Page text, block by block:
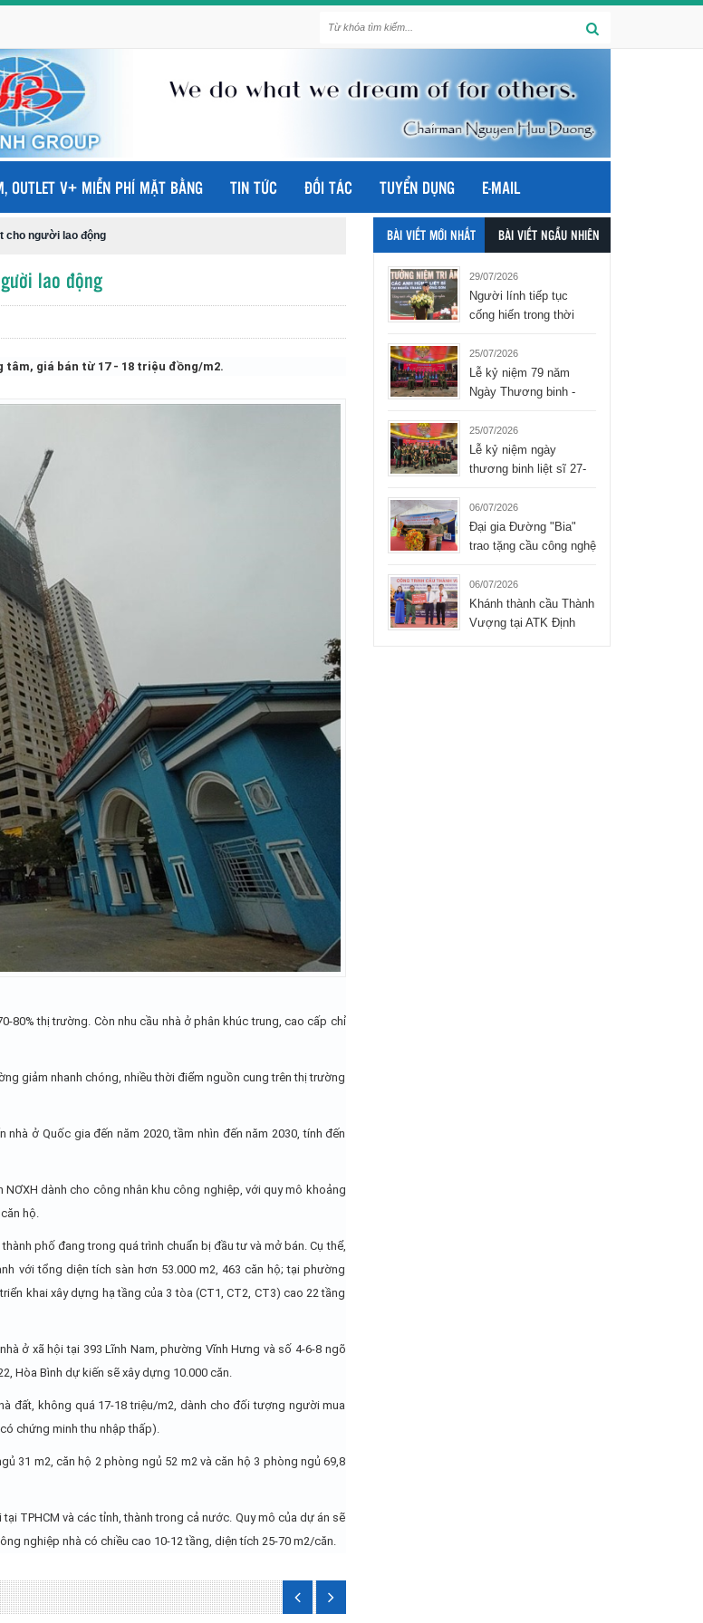
OUTLET V+ MIỄN PHÍ MẶT BẰNG TIN TỨC ĐỐI TÁC TUYỂN DỤNG E-MAIL
cho người lao động
lao động
tâm, giá bán từ 17 - 18 triệu đồng/m2.
80% thị trường. Còn nhu cầu nhà ở phân khúc trung, cao cấp chỉ
giảm nhanh chóng, nhiều thời điểm nguồn cung trên thị trường
ở Quốc gia đến năm 2020, tầm nhìn đến năm 2030, tính đến
dành cho công nhân khu công nghiệp, với quy mô khoảng
hộ.
phố đang trong quá trình chuẩn bị đầu tư và mở bán. Cụ thể,
với tổng diện tích sàn hơn 53.000 m2, 463 căn hộ; tại phường
khai xây dựng hạ tầng của 3 tòa (CT1, CT2, CT3) cao 22 tầng
ở xã hội tại 393 Lĩnh Nam, phường Vĩnh Hưng và số 4-6-8 ngõ
Hòa Bình dự kiến sẽ xây dựng 10.000 căn.
đất, không quá 17-18 triệu/m2, dành cho đối tượng người mua
chứng minh thu nhập thấp).
31 m2, căn hộ 2 phòng ngủ 52 m2 và căn hộ 3 phòng ngủ 69,8
TPHCM và các tỉnh, thành trong cả nước. Quy mô của dự án sẽ
nghiệp nhà có chiều cao 10-12 tầng, diện tích 25-70 m2/căn.
BÀI VIẾT MỚI NHẤT BÀI VIẾT NGẪU NHIÊN
29/07/2026
Người lính tiếp tục
cống hiến trong thời
Bình Group
25/07/2026
Lễ kỷ niệm 79 năm
Ngày Thương binh -
Tập đoàn Hòa Bình
25/07/2026
Lễ kỷ niệm ngày
thương binh liệt sĩ 27-
TNHH Hòa Bình
06/07/2026
Đại gia Đường "Bia"
trao tặng cầu công nghệ
- Thái Nguyên
06/07/2026
Khánh thành cầu Thành
Vượng tại ATK Định